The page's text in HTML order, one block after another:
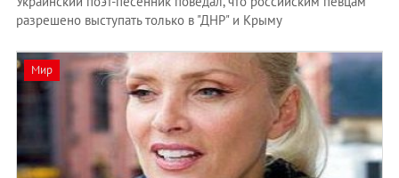
разрешено выступать только в "ДНР" и Крыму
Мир